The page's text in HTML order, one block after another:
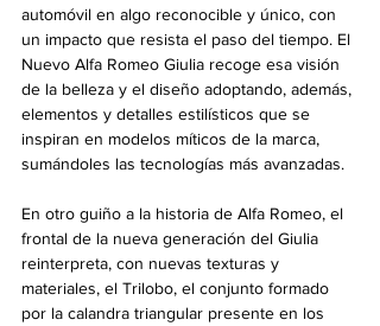
automóvil en algo reconocible y único, con
un impacto que resista el paso del tiempo. El
Nuevo Alfa Romeo Giulia recoge esa visión
de la belleza y el diseño adoptando, además,
elementos y detalles estilísticos que se
inspiran en modelos míticos de la marca,
sumándoles las tecnologías más avanzadas.
En otro guiño a la historia de Alfa Romeo, el
frontal de la nueva generación del Giulia
reinterpreta, con nuevas texturas y
materiales, el Trilobo, el conjunto formado
por la calandra triangular presente en los